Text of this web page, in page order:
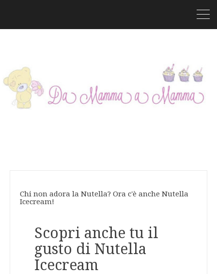
Chi non adora la Nutella? Ora c'è anche Nutella
Icecream!
Scopri anche tu il
gusto di Nutella
Icecream